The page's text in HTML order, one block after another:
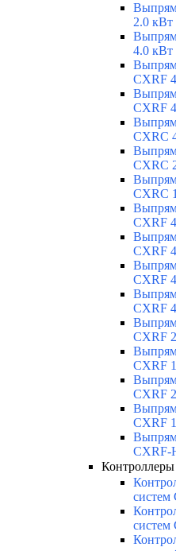
2.0 кВт
4.0 кВт
CXRF
CXRF
CXRС
CXRС
CXRС
CXRF
CXRF
CXRF
CXRF
CXRF
CXRF
CXRF
CXRF
CXRF-
систем
систем